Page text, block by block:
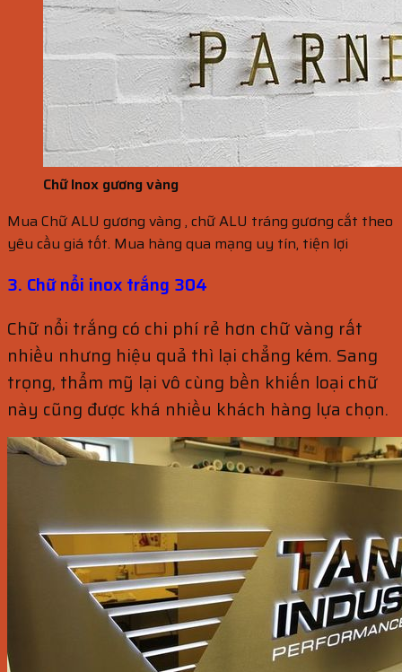
Chữ Inox gương vàng
Mua Chữ ALU gương vàng , chữ ALU tráng gương cắt theo
yêu cầu giá tốt. Mua hàng qua mạng uy tín, tiện lợi
3. Chữ nổi inox trắng 304
Chữ nổi trắng có chi phí rẻ hơn chữ vàng rất
nhiều nhưng hiệu quả thì lại chẳng kém. Sang
trọng, thẩm mỹ lại vô cùng bền khiến loại chữ
này cũng được khá nhiều khách hàng lựa chọn.